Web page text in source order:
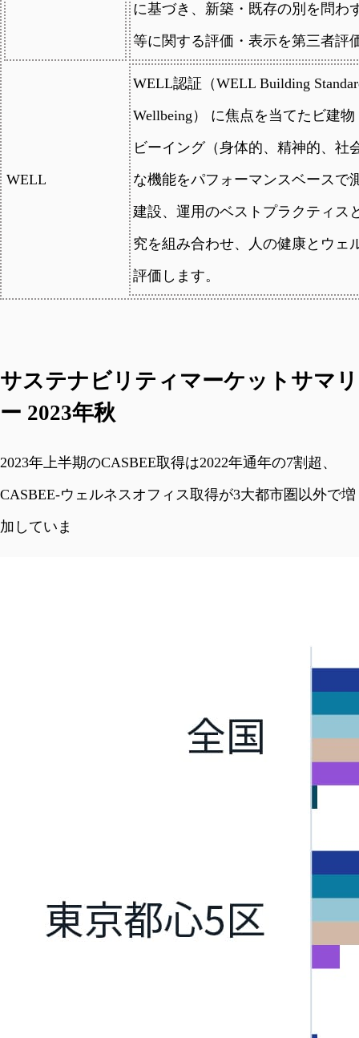
に基づき、新築・既存の別を問わ
等に関する評価・表示を第三者評
WELL
WELL認証（WELL Building
Wellbeing） に焦点を当てたビ建
ビーイング（身体的、精神的、社
な機能をパフォーマンスベースで
建設、運用のベストプラクティス
究を組み合わせ、人の健康とウェ
評価します。
サステナビリティマーケットサマリ
ー 2023年秋
2023年上半期のCASBEE取得は2022年通年の7割超、
CASBEE-ウェルネスオフィス取得が3大都市圏以外で増
加していま